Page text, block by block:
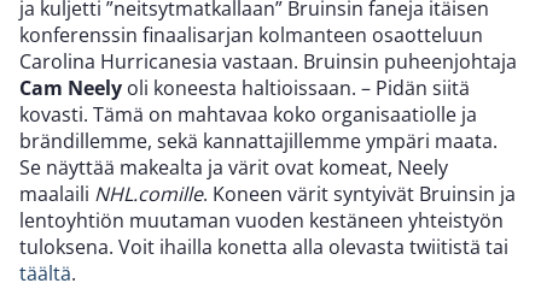
ja kuljetti ”neitsytmatkallaan” Bruinsin faneja itäisen
konferenssin finaalisarjan kolmanteen osaotteluun
Carolina Hurricanesia vastaan. Bruinsin puheenjohtaja
Cam Neely oli koneesta haltioissaan. – Pidän siitä
kovasti. Tämä on mahtavaa koko organisaatiolle ja
brändillemme, sekä kannattajillemme ympäri maata.
Se näyttää makealta ja värit ovat komeat, Neely
maalaili NHL.comille. Koneen värit syntyivät Bruinsin ja
lentoyhtiön muutaman vuoden kestäneen yhteistyön
tuloksena. Voit ihailla konetta alla olevasta twiitistä tai
täältä.